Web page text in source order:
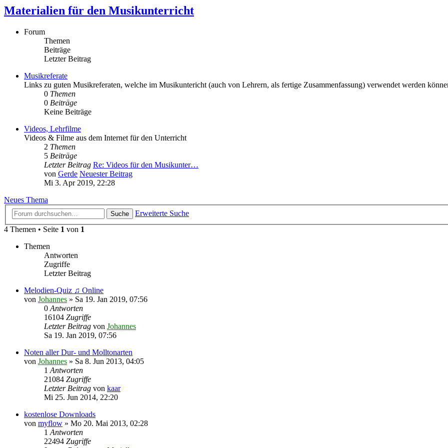
Materialien für den Musikunterricht
Forum
Themen
Beiträge
Letzter Beitrag
Musikreferate
Links zu guten Musikreferaten, welche im Musikuntericht (auch von Lehrern, als fertige Zusammenfassung) verwendet werden
0 Themen
0 Beiträge
Keine Beiträge
Videos, Lehrfilme
Videos & Filme aus dem Internet für den Unterricht
2 Themen
5 Beiträge
Letzter Beitrag Re: Videos für den Musikunter…
von Gerde Neuester Beitrag
Mi 3. Apr 2019, 22:28
Neues Thema
Suche
Erweiterte Suche
4 Themen • Seite 1 von 1
Themen
Antworten
Zugriffe
Letzter Beitrag
Melodien-Quiz ♫ Online
von Johannes » Sa 19. Jan 2019, 07:56
0 Antworten
16104 Zugriffe
Letzter Beitrag von Johannes
Sa 19. Jan 2019, 07:56
Noten aller Dur- und Molltonarten
von Johannes » Sa 8. Jun 2013, 04:05
1 Antworten
21084 Zugriffe
Letzter Beitrag von kaar
Mi 25. Jun 2014, 22:20
kostenlose Downloads
von myflow » Mo 20. Mai 2013, 02:28
1 Antworten
22494 Zugriffe